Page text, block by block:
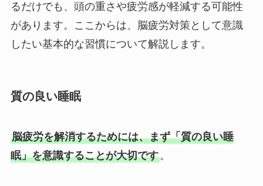
るだけでも、頭の重さや疲労感が軽減する可能性
があります。ここからは、脳疲労対策として意識
したい基本的な習慣について解説します。
質の良い睡眠
脳疲労を解消するためには、まず「質の良い睡
眠」を意識することが大切です。